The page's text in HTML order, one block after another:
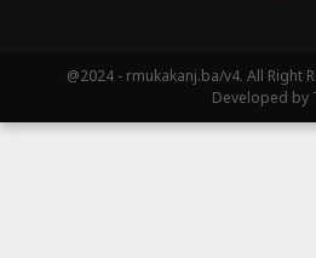
@2024 - rmukakanj.ba/v4. All Right
Developed by